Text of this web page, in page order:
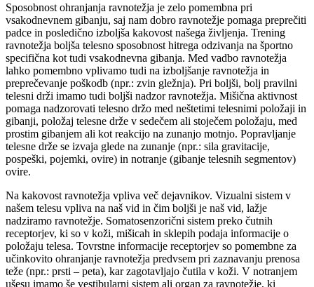
Sposobnost ohranjanja ravnotežja je zelo pomembna pri
vsakodnevnem gibanju, saj nam dobro ravnotežje pomaga preprečiti
padce in posledično izboljša kakovost našega življenja. Trening
ravnotežja boljša telesno sposobnost hitrega odzivanja na športno
specifična kot tudi vsakodnevna gibanja. Med vadbo ravnotežja
lahko pomembno vplivamo tudi na izboljšanje ravnotežja in
preprečevanje poškodb (npr.: zvin gležnja). Pri boljši, bolj pravilni
telesni drži imamo tudi boljši nadzor ravnotežja. Mišična aktivnost
pomaga nadzorovati telesno držo med neštetimi telesnimi položaji in
gibanji, položaj telesne drže v sedečem ali stoječem položaju, med
prostim gibanjem ali kot reakcijo na zunanjo motnjo. Popravljanje
telesne drže se izvaja glede na zunanje (npr.: sila gravitacije,
pospeški, pojemki, ovire) in notranje (gibanje telesnih segmentov)
ovire.
Na kakovost ravnotežja vpliva več dejavnikov. Vizualni sistem v
našem telesu vpliva na naš vid in čim boljši je naš vid, lažje
nadziramo ravnotežje. Somatosenzorični sistem preko čutnih
receptorjev, ki so v koži, mišicah in sklepih podaja informacije o
položaju telesa. Tovrstne informacije receptorjev so pomembne za
učinkovito ohranjanje ravnotežja predvsem pri zaznavanju prenosa
teže (npr.: prsti – peta), kar zagotavljajo čutila v koži. V notranjem
ušesu imamo še vestibularni sistem ali organ za ravnotežje, ki